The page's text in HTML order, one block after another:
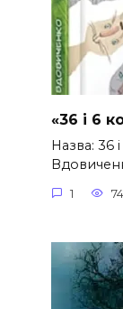
«36 і 6
Назва: 36
1